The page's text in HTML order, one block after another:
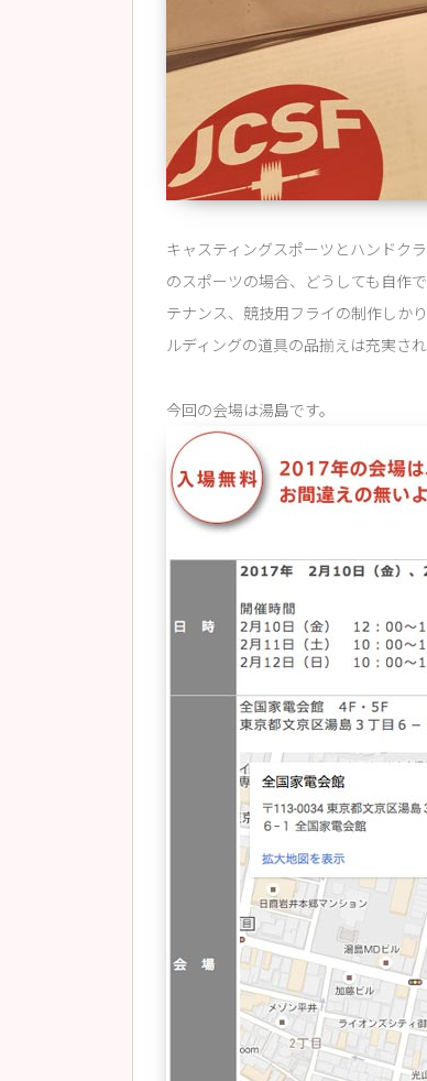
キャスティングスポーツとハンドク
のスポーツの場合、どうしても自作
テナンス、競技用フライの制作しか
ルディングの道具の品揃えは充実さ
今回の会場は湯島です。